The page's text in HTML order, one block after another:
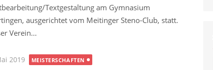
Textgestaltung am Gymnasium
ausgerichtet vom Meitinger Steno-Club, statt.
Verein...
2019 MEISTERSCHAFTEN